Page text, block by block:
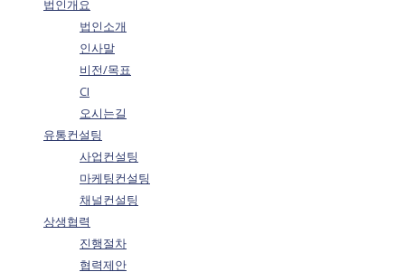
법인개요
법인소개
인사말
비전/목표
CI
오시는길
유통컨설팅
사업컨설팅
마케팅컨설팅
채널컨설팅
상생협력
진행절차
협력제안